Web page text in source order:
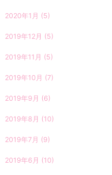
2020年1月 (5)
2019年12月 (5)
2019年11月 (5)
2019年10月 (7)
2019年9月 (6)
2019年8月 (10)
2019年7月 (9)
2019年6月 (10)